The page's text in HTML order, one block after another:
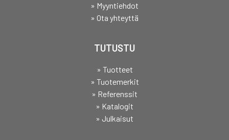
» Myyntiehdot
» Ota yhteyttä
TUTUSTU
» Tuotteet
» Tuotemerkit
» Referenssit
» Katalogit
» Julkaisut